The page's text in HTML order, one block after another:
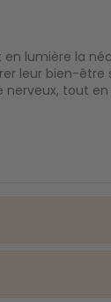
lumière la
leur bien-être
tout